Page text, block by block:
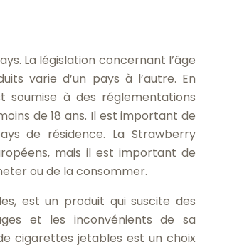
La législation concernant l’âge
varie d’un pays à l’autre. En
à des réglementations
de 18 ans. Il est important de
de résidence. La Strawberry
mais il est important de
ou de la consommer.
est un produit qui suscite des
et les inconvénients de sa
cigarettes jetables est un choix